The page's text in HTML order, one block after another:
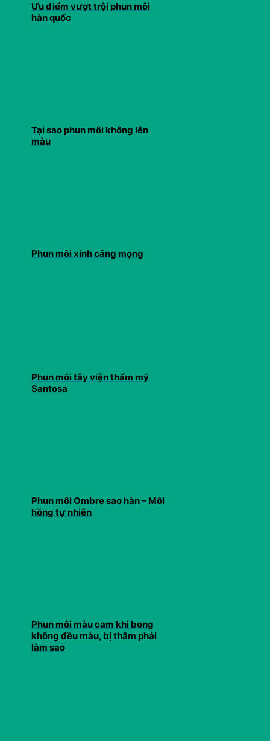
Ưu điểm vượt trội phun môi
hàn quốc
Tại sao phun môi không lên
màu
Phun môi xinh căng mọng
Phun môi tây viện thẩm mỹ
Santosa
Phun môi Ombre sao hàn – Môi
hồng tự nhiên
Phun môi màu cam khi bong
không đều màu, bị thâm phải
làm sao